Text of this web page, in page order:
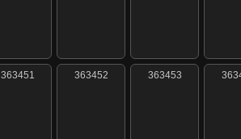
363451 363452 363453